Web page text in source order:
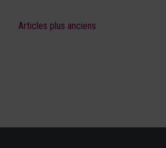
Articles plus anciens